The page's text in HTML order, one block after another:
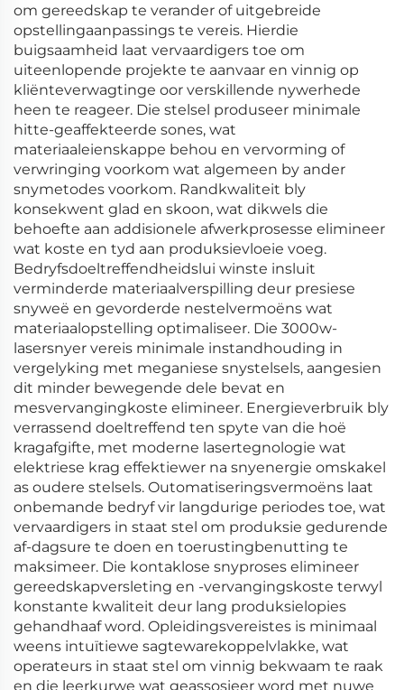
om gereedskap te verander of uitgebreide
opstellingaanpassings te vereis. Hierdie
buigsaamheid laat vervaardigers toe om
uiteenlopende projekte te aanvaar en vinnig op
kliënteverwagtinge oor verskillende nywerhede
heen te reageer. Die stelsel produseer minimale
hitte-geaffekteerde sones, wat
materiaaleienskappe behou en vervorming of
verwringing voorkom wat algemeen by ander
snymetodes voorkom. Randkwaliteit bly
konsekwent glad en skoon, wat dikwels die
behoefte aan addisionele afwerkprosesse elimineer
wat koste en tyd aan produksievloeie voeg.
Bedryfsdoeltreffendheidslui winste insluit
verminderde materiaalverspilling deur presiese
snyweë en gevorderde nestelvermoëns wat
materiaalopstelling optimaliseer. Die 3000w-
lasersnyer vereis minimale instandhouding in
vergelyking met meganiese snystelsels, aangesien
dit minder bewegende dele bevat en
mesvervangingkoste elimineer. Energieverbruik bly
verrassend doeltreffend ten spyte van die hoë
kragafgifte, met moderne lasertegnologie wat
elektriese krag effektiewer na snyenergie omskakel
as oudere stelsels. Outomatiseringsvermoëns laat
onbemande bedryf vir langdurige periodes toe, wat
vervaardigers in staat stel om produksie gedurende
af-dagsure te doen en toerustingbenutting te
maksimeer. Die kontaklose snyproses elimineer
gereedskapversleting en -vervangingskoste terwyl
konstante kwaliteit deur lang produksielopies
gehandhaaf word. Opleidingsvereistes is minimaal
weens intuïtiewe sagtewarekoppelvlakke, wat
operateurs in staat stel om vinnig bekwaam te raak
en die leerkurwe wat geassosieer word met nuwe